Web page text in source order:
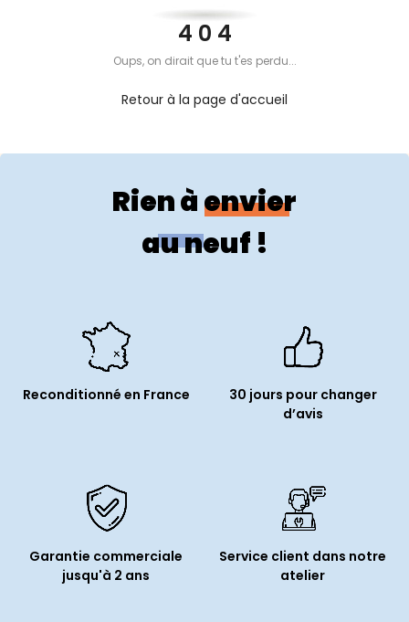
4 0 4
Oups, on dirait que tu t'es perdu...
Retour à la page d'accueil
Rien à envier
au neuf !
Reconditionné en France
30 jours pour changer
d’avis
Garantie commerciale
jusqu'à 2 ans
Service client dans notre
atelier